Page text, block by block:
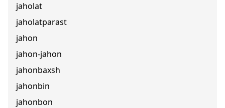
jaholat
jaholatparast
jahon
jahon-jahon
jahonbaxsh
jahonbin
jahonbon